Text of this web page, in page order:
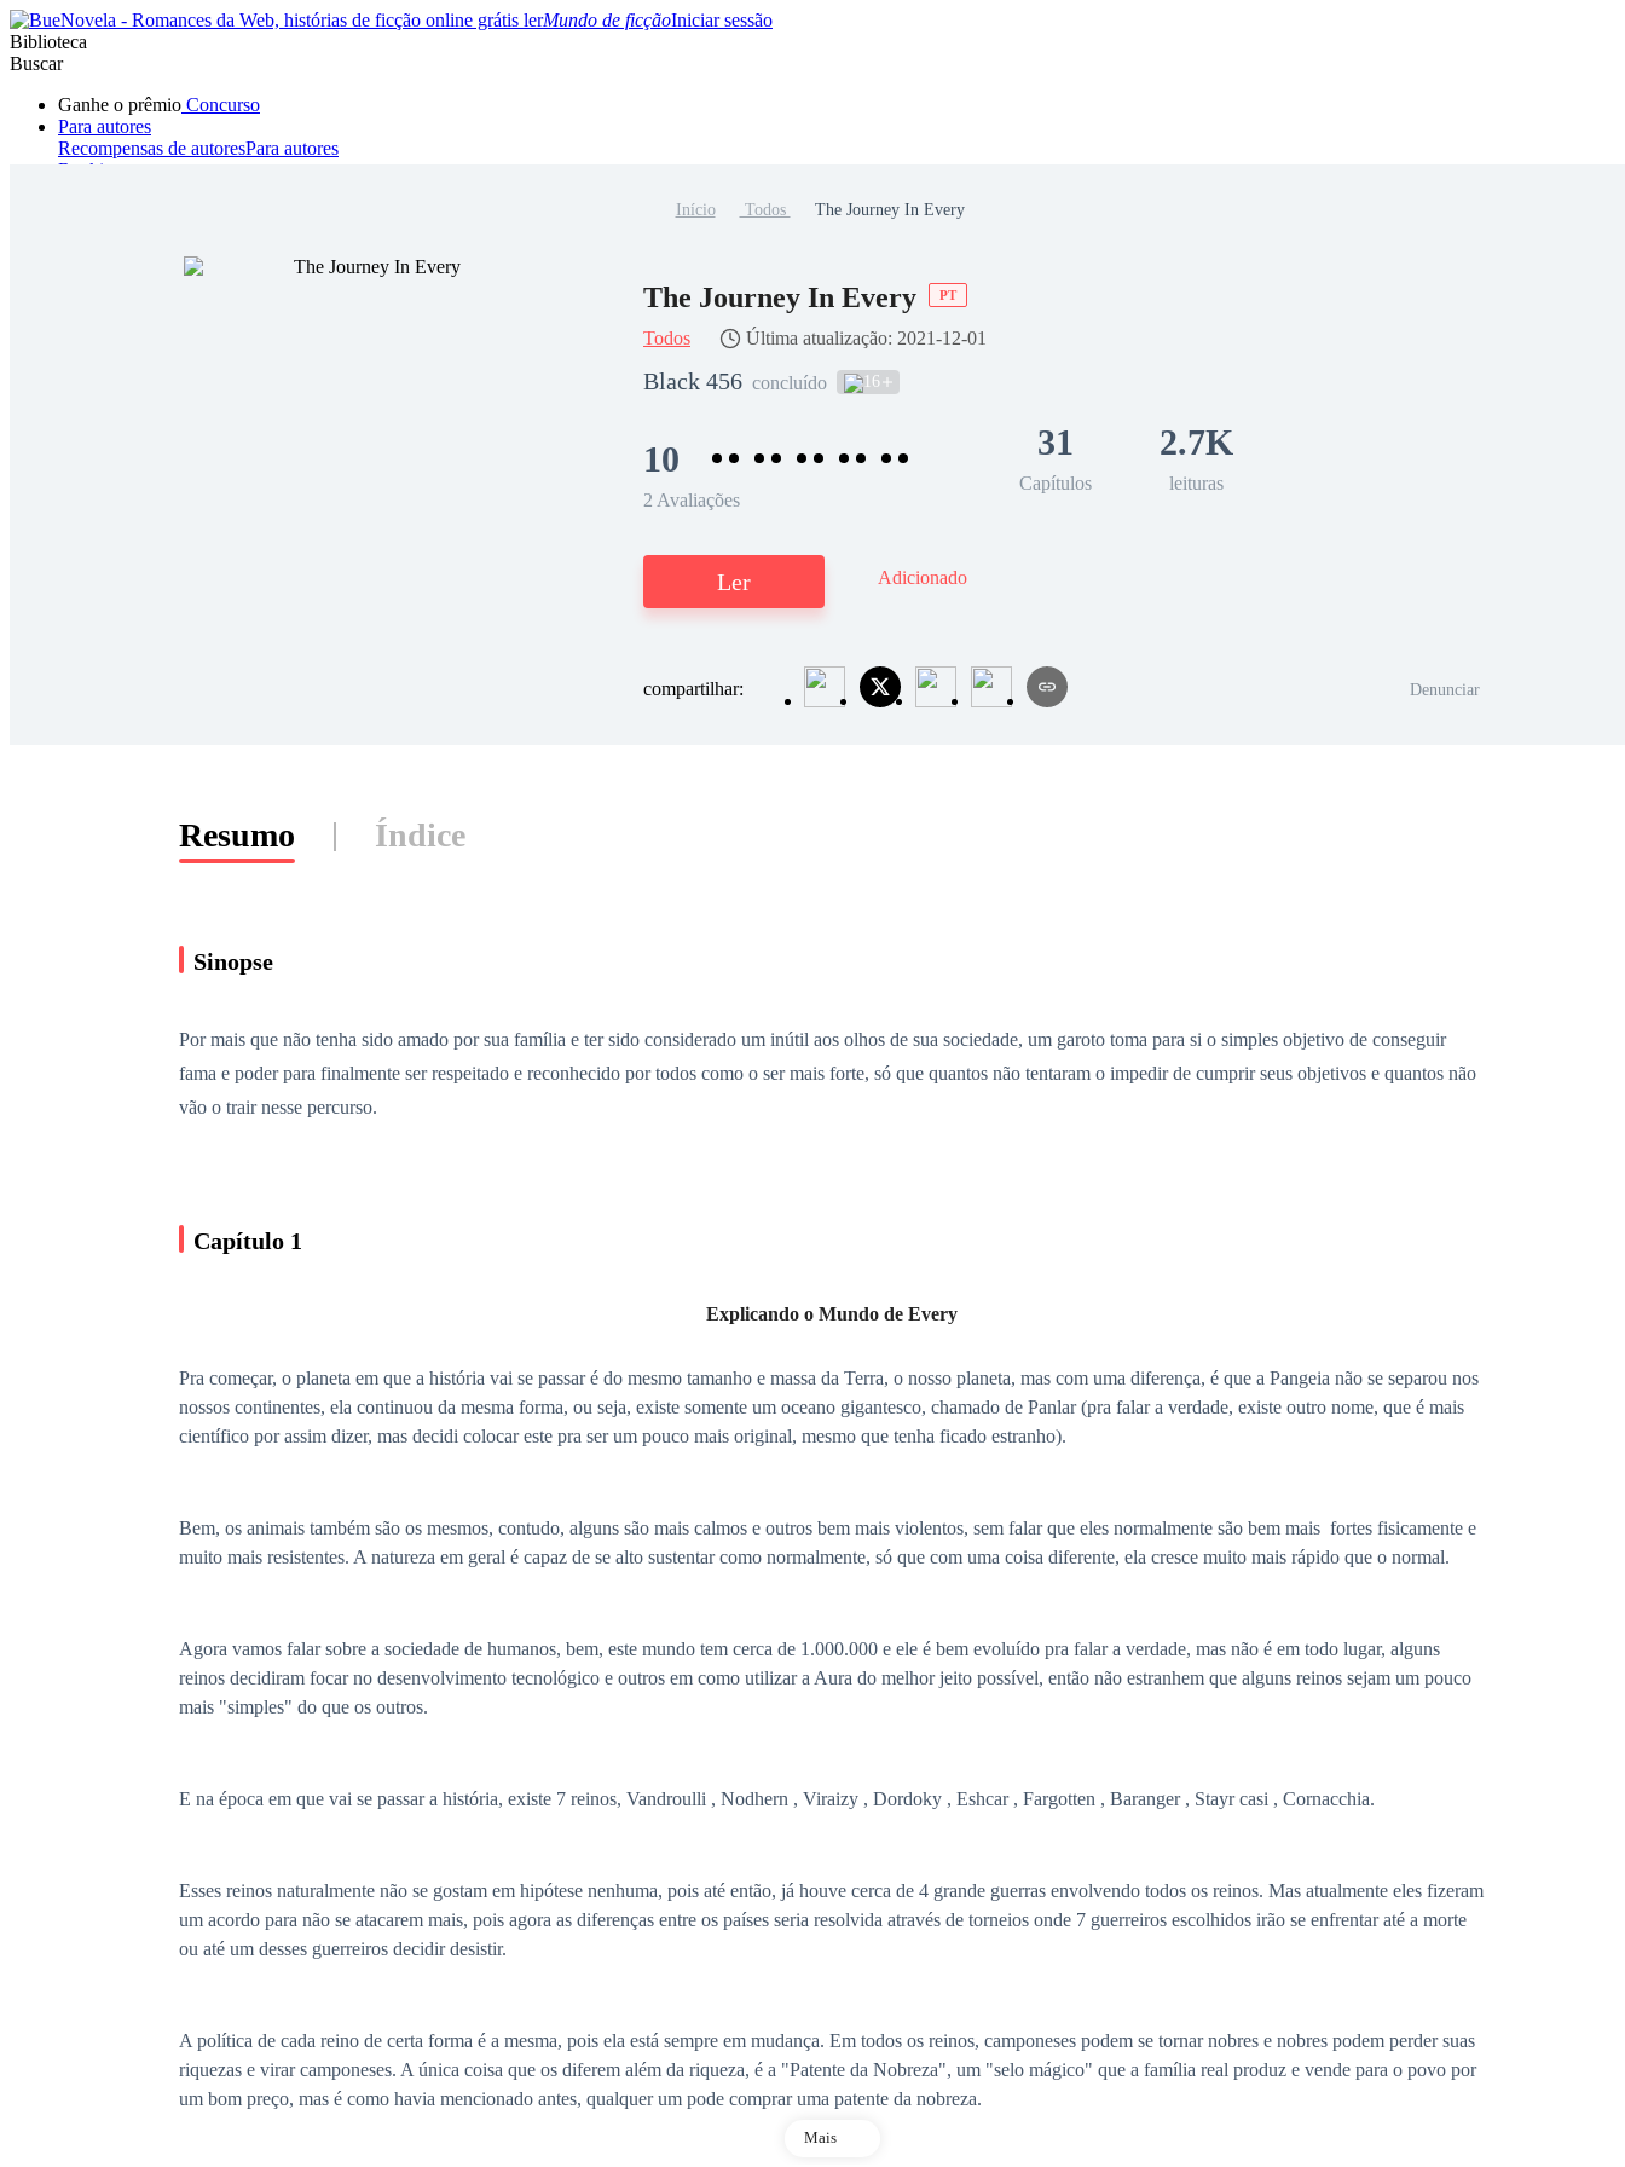
Mundo de ficçãoIniciar sessão
Biblioteca
Buscar
Ganhe o prêmio Concurso
Para autores
Recompensas de autoresPara autores
Ranking
Hombre lobo Mafia Sistema Fantasía
Início Todos The Journey In Every
The Journey In Every PT
Todos Última atualização: 2021-12-01
Black 456 concluído 16
10
2 Avaliações
31
Capítulos
2.7K
leituras
Ler Adicionado
compartilhar: Denunciar
Resumo Índice
Sinopse
Por mais que não tenha sido amado por sua família e ter sido considerado um inútil aos olhos de sua sociedade, um garoto toma para si o simples objetivo de conseguir
fama e poder para finalmente ser respeitado e reconhecido por todos como o ser mais forte, só que quantos não tentaram o impedir de cumprir seus objetivos e quantos não
vão o trair nesse percurso.
Capítulo 1
Explicando o Mundo de Every
Pra começar, o planeta em que a história vai se passar é do mesmo tamanho e massa da Terra, o nosso planeta, mas com uma diferença, é que a Pangeia não se separou nos
nossos continentes, ela continuou da mesma forma, ou seja, existe somente um oceano gigantesco, chamado de Panlar (pra falar a verdade, existe outro nome, que é mais
científico por assim dizer, mas decidi colocar este pra ser um pouco mais original, mesmo que tenha ficado estranho).
Bem, os animais também são os mesmos, contudo, alguns são mais calmos e outros bem mais violentos, sem falar que eles normalmente são bem mais fortes fisicamente e
muito mais resistentes. A natureza em geral é capaz de se alto sustentar como normalmente, só que com uma coisa diferente, ela cresce muito mais rápido que o normal.
Agora vamos falar sobre a sociedade de humanos, bem, este mundo tem cerca de 1.000.000 e ele é bem evoluído pra falar a verdade, mas não é em todo lugar, alguns
reinos decidiram focar no desenvolvimento tecnológico e outros em como utilizar a Aura do melhor jeito possível, então não estranhem que alguns reinos sejam um pouco
mais "simples" do que os outros.
E na época em que vai se passar a história, existe 7 reinos, Vandroulli , Nodhern , Viraizy , Dordoky , Eshcar , Fargotten , Baranger , Stayr casi , Cornacchia.
Esses reinos naturalmente não se gostam em hipótese nenhuma, pois até então, já houve cerca de 4 grande guerras envolvendo todos os reinos. Mas atualmente eles fizeram
um acordo para não se atacarem mais, pois agora as diferenças entre os países seria resolvida através de torneios onde 7 guerreiros escolhidos irão se enfrentar até a morte
ou até um desses guerreiros decidir desistir.
A política de cada reino de certa forma é a mesma, pois ela está sempre em mudança. Em todos os reinos, camponeses podem se tornar nobres e nobres podem perder suas
riquezas e virar camponeses. A única coisa que os diferem além da riqueza, é a "Patente da Nobreza", um "selo mágico" que a família real produz e vende para o povo por
um bom preço, mas é como havia mencionado antes, qualquer um pode comprar uma patente da nobreza.
Mais